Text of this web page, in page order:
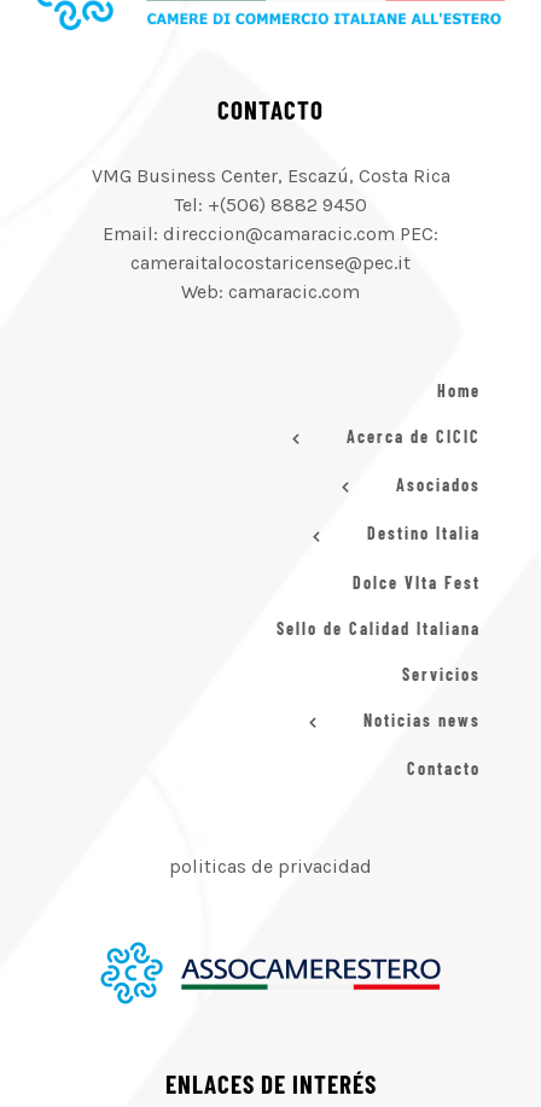
CONTACTO
VMG Business Center, Escazú, Costa Rica
Tel: +(506) 8882 9450
Email: direccion@camaracic.com PEC:
cameraitalocostaricense@pec.it
Web: camaracic.com
Home
Acerca de CICIC
Asociados
Destino Italia
Dolce VIta Fest
Sello de Calidad Italiana
Servicios
Noticias news
Contacto
politicas de privacidad
ENLACES DE INTERÉS